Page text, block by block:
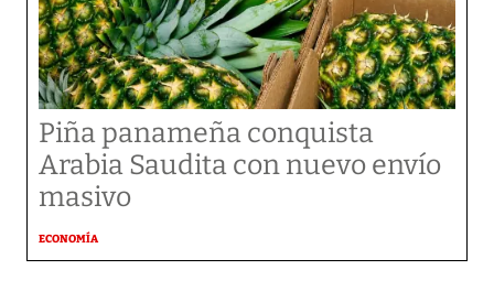
Piña panameña conquista
Arabia Saudita con nuevo envío
masivo
ECONOMÍA